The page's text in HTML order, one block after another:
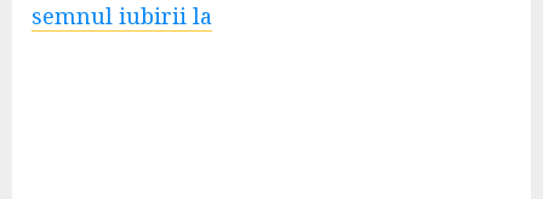
semnul iubirii la